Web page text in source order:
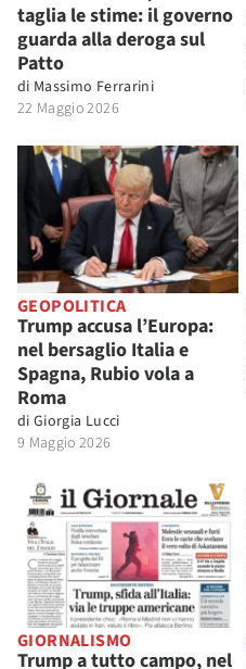
taglia le stime: il governo
guarda alla deroga sul
Patto
di Massimo Ferrarini
22 Maggio 2026
GEOPOLITICA
Trump accusa l’Europa:
nel bersaglio Italia e
Spagna, Rubio vola a
Roma
di Giorgia Lucci
9 Maggio 2026
GIORNALISMO
Trump a tutto campo, nel